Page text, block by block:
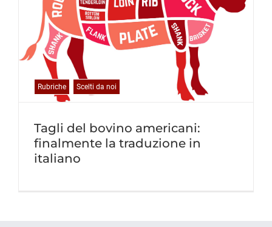
Tagli del bovino americani:
finalmente la traduzione in
italiano
Rubriche Scelti da noi